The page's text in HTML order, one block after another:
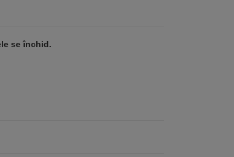
se închid.